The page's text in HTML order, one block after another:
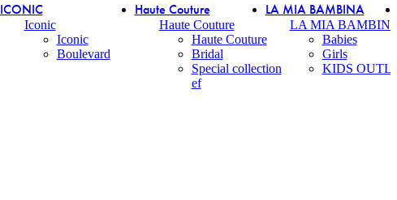
ICONIC
Iconic
Iconic
Boulevard
Haute Couture
Haute Couture
Haute Couture
Bridal
Special collection
ef
LA MIA BAMBINA
LA MIA
Babies
Girls
KIDS